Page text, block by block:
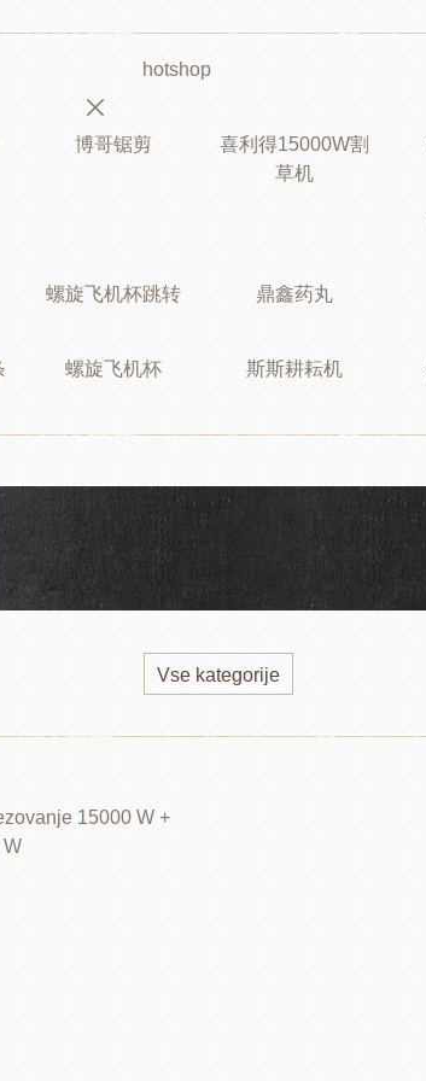
hotshop
博哥锯剪
喜利得15000W割
草机
螺旋飞机杯跳转 鼎鑫药丸
螺旋飞机杯 斯斯耕耘机
Vse kategorije
15000 W +
W